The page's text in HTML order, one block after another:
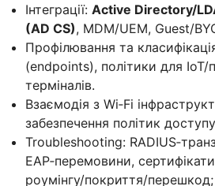
Інтеграції: Active Directory/
(AD CS), MDM/UEM, Guest/
Профілювання та
(endpoints), політики для IoT/
терміналів.
Взаємодія з Wi‑Fi
забезпечення політик
Troubleshooting:
EAP‑перемовини,
роумінгу/покриття/перешкод;